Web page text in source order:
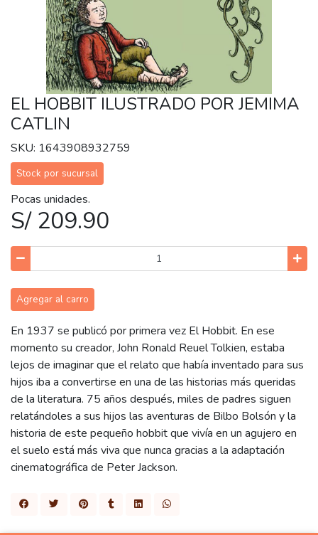
EL HOBBIT ILUSTRADO POR JEMIMA
CATLIN
SKU: 1643908932759
Stock por sucursal
Pocas unidades.
S/ 209.90
Agregar al carro
En 1937 se publicó por primera vez El Hobbit. En ese
momento su creador, John Ronald Reuel Tolkien, estaba
lejos de imaginar que el relato que había inventado para sus
hijos iba a convertirse en una de las historias más queridas
de la literatura. 75 años después, miles de padres siguen
relatándoles a sus hijos las aventuras de Bilbo Bolsón y la
historia de este pequeño hobbit que vivía en un agujero en
el suelo está más viva que nunca gracias a la adaptación
cinematográfica de Peter Jackson.